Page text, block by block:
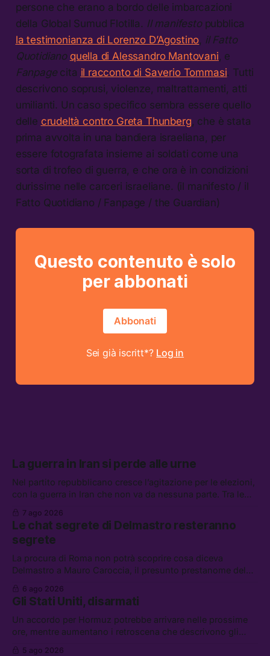
persone che erano a bordo delle imbarcazioni
della Global Sumud Flotilla. Il manifesto pubblica
la testimonianza di Lorenzo D’Agostino il Fatto
Quotidiano quella di Alessandro Mantovani , e
Fanpage cita il racconto di Saverio Tommasi. Tutti
descrivono soprusi, violenze, maltrattamenti, atti
umilianti. Un caso specifico sembra essere quello
delle crudeltà contro Greta Thunberg , che è stata
prima avvolta in una bandiera israeliana, per
essere fotografata insieme ai soldati come una
sorta di trofeo di guerra, e che ora è in condizioni
durissime nelle carceri israeliane. (il manifesto / il
Fatto Quotidiano / Fanpage / the Guardian)
Questo contenuto è solo
per abbonati
Abbonati
Sei già iscritt*? Log in
La guerra in Iran si perde alle urne
Nel partito repubblicano cresce l’agitazione per le elezioni,
con la guerra in Iran che non va da nessuna parte. Tra le
lavoro, Schlein prova a mettere in sicurezza la coalizione, e
che cos’è lo “Spiralismo,” la religione degli agenti IA
7 ago 2026
Le chat segrete di Delmastro resteranno
segrete
La procura di Roma non potrà scoprire cosa diceva
Delmastro a Mauro Caroccia, il presunto prestanome del
attacchi in Libano, il governo chiederà 36 miliardi di
flessibilità in armi e energia, e Grokipedia è già stata
abbandonata
6 ago 2026
Gli Stati Uniti, disarmati
Un accordo per Hormuz potrebbe arrivare nelle prossime
ore, mentre aumentano i retroscena che descrivono gli
5 ago 2026